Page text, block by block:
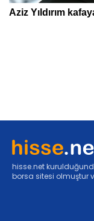
hisse.net
borsa sitesi olmuştur